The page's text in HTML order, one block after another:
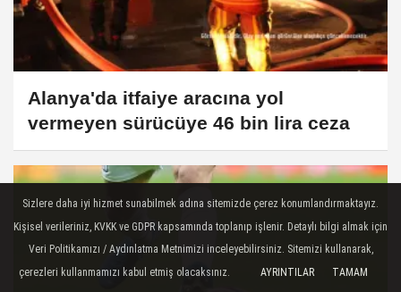
Alanya'da itfaiye aracına yol
vermeyen sürücüye 46 bin lira ceza
Sizlere daha iyi hizmet sunabilmek adına sitemizde çerez konumlandırmaktayız.
Kişisel verileriniz, KVKK ve GDPR kapsamında toplanıp işlenir. Detaylı bilgi almak için
Veri Politikamızı / Aydınlatma Metnimizi inceleyebilirsiniz. Sitemizi kullanarak,
çerezleri kullanmamızı kabul etmiş olacaksınız.
AYRINTILAR TAMAM